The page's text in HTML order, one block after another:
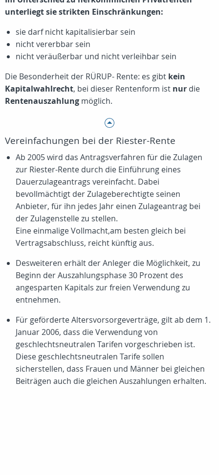
unterliegt sie strikten Einschränkungen:
sie darf nicht kapitalisierbar sein
nicht vererbbar sein
nicht veräußerbar und nicht verleihbar sein
Die Besonderheit der RÜRUP- Rente: es gibt kein
Kapitalwahlrecht, bei dieser Rentenform ist nur die
Rentenauszahlung möglich.
Vereinfachungen bei der Riester-Rente
Ab 2005 wird das Antragsverfahren für die Zulagen
zur Riester-Rente durch die Einführung eines
Dauerzulageantrags vereinfacht. Dabei
bevollmächtigt der Zulageberechtigte seinen
Anbieter, für ihn jedes Jahr einen Zulageantrag bei
der Zulagenstelle zu stellen.
Eine einmalige Vollmacht,am besten gleich bei
Vertragsabschluss, reicht künftig aus.
Desweiteren erhält der Anleger die Möglichkeit, zu
Beginn der Auszahlungsphase 30 Prozent des
angesparten Kapitals zur freien Verwendung zu
entnehmen.
Für geförderte Altersvorsorgeverträge, gilt ab dem 1.
Januar 2006, dass die Verwendung von
geschlechtsneutralen Tarifen vorgeschrieben ist.
Diese geschlechtsneutralen Tarife sollen
sicherstellen, dass Frauen und Männer bei gleichen
Beiträgen auch die gleichen Auszahlungen erhalten.